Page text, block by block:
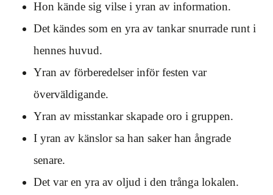
Hon kände sig vilse i yran av information.
Det kändes som en yra av tankar snurrade runt i
hennes huvud.
Yran av förberedelser inför festen var
överväldigande.
Yran av misstankar skapade oro i gruppen.
I yran av känslor sa han saker han ångrade
senare.
Det var en yra av oljud i den trånga lokalen.